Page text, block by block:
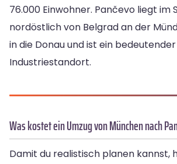
76.000 Einwohner. Pančevo liegt im
nordöstlich von Belgrad an der
in die Donau und ist ein bedeutender
Industriestandort.
Was kostet ein Umzug von München nach
Damit du realistisch planen kannst,